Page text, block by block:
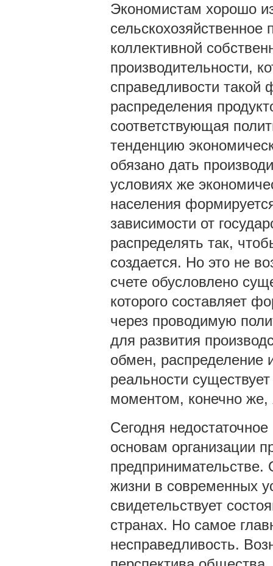
Экономистам хорошо
сельскохозяйственное
коллективной
производительности,
справедливости такой
распределения
соответствующая
тенденцию
обязано дать
условиях же
населения
зависимости от
распределять так,
создается. Но это не
счете обусловлено
которого составляет
через проводимую
для развития
обмен, распределение
реальности
моментом, конечно же,
Сегодня
основам организации
предпринимательстве.
жизни в современных
свидетельствует
странах. Но самое
несправедливость.